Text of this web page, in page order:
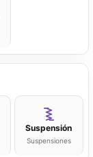
Suspensión
Suspensiones